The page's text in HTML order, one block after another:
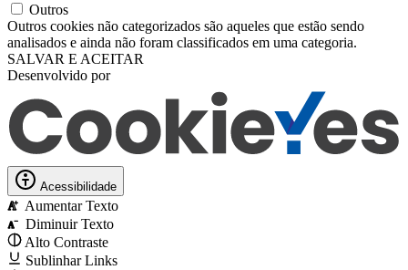
Outros
Outros cookies não categorizados são aqueles que estão sendo
analisados ​​e ainda não foram classificados em uma categoria.
SALVAR E ACEITAR
Desenvolvido por
Acessibilidade
A Aumentar Texto
A
Diminuir Texto
Alto Contraste
Sublinhar Links